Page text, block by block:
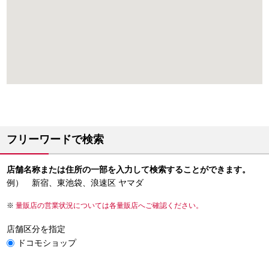
フリーワードで検索
店舗名称または住所の一部を入力して検索することができます。
例） 新宿、東池袋、浪速区 ヤマダ
量販店の営業状況については各量販店へご確認ください。
店舗区分を指定
ドコモショップ